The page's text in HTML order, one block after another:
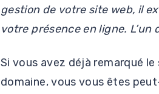
gestion de votre site web, il
votre présence en ligne.
Si vous avez déjà remarqué
domaine, vous vous êtes